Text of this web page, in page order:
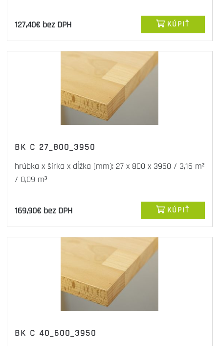
127,40€ bez DPH KÚPIŤ
BK C 27_800_3950
hrúbka x šírka x dĺžka (mm): 27 x 800 x 3950 / 3,16 m²
/ 0,09 m³
169,90€ bez DPH KÚPIŤ
BK C 40_600_3950